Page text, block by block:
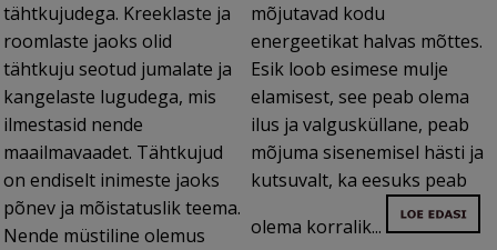
tähtkujudega. Kreeklaste ja
roomlaste jaoks olid
tähtkuju seotud jumalate ja
kangelaste lugudega, mis
ilmestasid nende
maailmavaadet. Tähtkujud
on endiselt inimeste jaoks
põnev ja mõistatuslik teema.
Nende müstiline olemus
mõjutavad kodu
energeetikat halvas mõttes.
Esik loob esimese mulje
elamisest, see peab olema
ilus ja valgusküllane, peab
mõjuma sisenemisel hästi ja
kutsuvalt, ka eesuks peab
olema korralik...